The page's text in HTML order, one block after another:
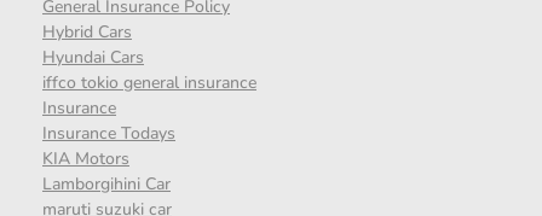
General Insurance Policy
Hybrid Cars
Hyundai Cars
iffco tokio general insurance
Insurance
Insurance Todays
KIA Motors
Lamborgihini Car
maruti suzuki car